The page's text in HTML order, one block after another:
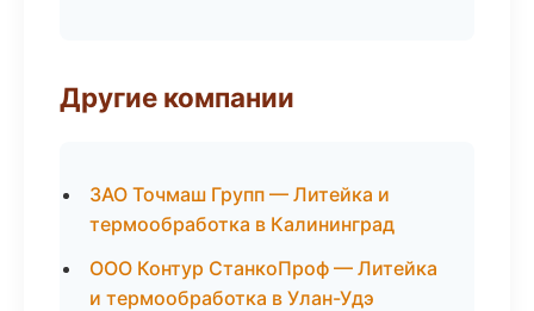
Другие компании
ЗАО Точмаш Групп — Литейка и
термообработка в Калининград
ООО Контур СтанкоПроф — Литейка
и термообработка в Улан-Удэ